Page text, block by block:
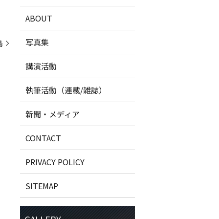
ABOUT
写真集
講演活動
執筆活動（連載/雑誌）
新聞・メディア
CONTACT
PRIVACY POLICY
SITEMAP